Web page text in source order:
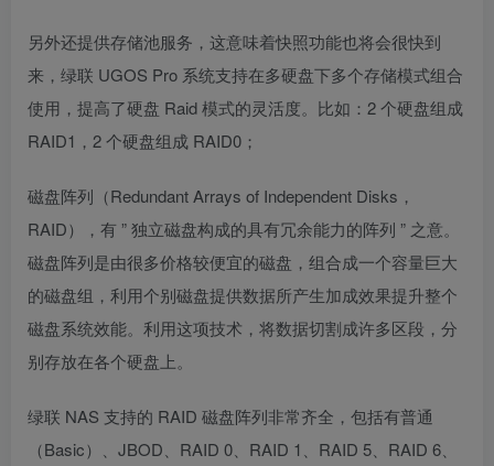
另外还提供存储池服务，这意味着快照功能也将会很快到
来，绿联 UGOS Pro 系统支持在多硬盘下多个存储模式组合
使用，提高了硬盘 Raid 模式的灵活度。比如：2 个硬盘组成
RAID1，2 个硬盘组成 RAID0；
磁盘阵列（Redundant Arrays of Independent Disks，
RAID），有 ” 独立磁盘构成的具有冗余能力的阵列 ” 之意。
磁盘阵列是由很多价格较便宜的磁盘，组合成一个容量巨大
的磁盘组，利用个别磁盘提供数据所产生加成效果提升整个
磁盘系统效能。利用这项技术，将数据切割成许多区段，分
别存放在各个硬盘上。
绿联 NAS 支持的 RAID 磁盘阵列非常齐全，包括有普通
（Basic）、JBOD、RAID 0、RAID 1、RAID 5、RAID 6、